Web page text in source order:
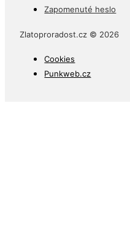
Zapomenuté heslo
Zlatoproradost.cz © 2026
Cookies
Punkweb.cz